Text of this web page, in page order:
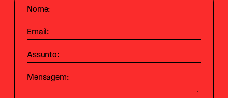
Nome:
Email:
Assunto:
Mensagem: